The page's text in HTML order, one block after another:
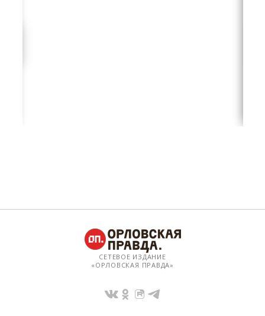
СЕТЕВОЕ ИЗДАНИЕ
«ОРЛОВСКАЯ ПРАВДА»